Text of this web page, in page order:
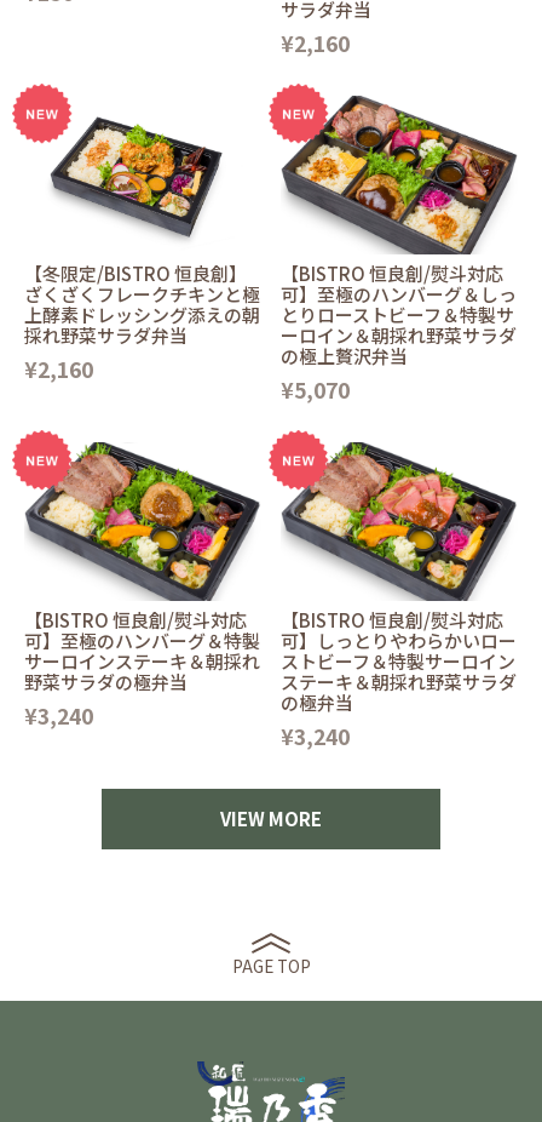
サラダ弁当
¥2,160
【冬限定/BISTRO 恒良創】
ざくざくフレークチキンと極
上酵素ドレッシング添えの朝
採れ野菜サラダ弁当
¥2,160
【BISTRO 恒良創/熨斗対応
可】至極のハンバーグ＆しっ
とりローストビーフ＆特製サ
ーロイン＆朝採れ野菜サラダ
の極上贅沢弁当
¥5,070
【BISTRO 恒良創/熨斗対応
可】至極のハンバーグ＆特製
サーロインステーキ＆朝採れ
野菜サラダの極弁当
¥3,240
【BISTRO 恒良創/熨斗対応
可】しっとりやわらかいロー
ストビーフ＆特製サーロイン
ステーキ＆朝採れ野菜サラダ
の極弁当
¥3,240
VIEW MORE
PAGE TOP